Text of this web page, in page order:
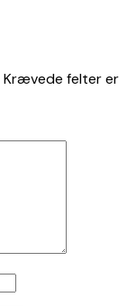
Krævede felter er